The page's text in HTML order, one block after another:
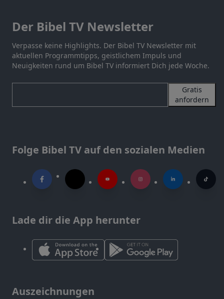
Der Bibel TV Newsletter
Verpasse keine Highlights. Der Bibel TV Newsletter mit
aktuellen Programmtipps, geistlichem Impuls und
Neuigkeiten rund um Bibel TV informiert Dich jede Woche.
Gratis
anfordern
Folge Bibel TV auf den sozialen Medien
Lade dir die App herunter
Auszeichnungen